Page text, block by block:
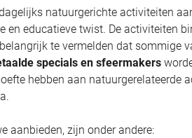
natuurgerichte activiteiten
educatieve twist. De activiteiten
te vermelden dat sommige
specials en sfeermakers
hebben aan natuurgerelateerde
aanbieden, zijn onder andere: